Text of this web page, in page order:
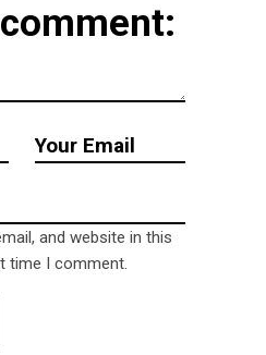
and website in this
time I comment.